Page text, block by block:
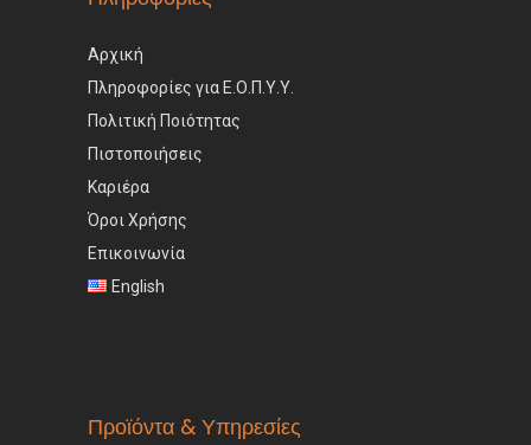
Αρχική
Πληροφορίες για Ε.Ο.Π.Υ.Υ.
Πολιτική Ποιότητας
Πιστοποιήσεις
Καριέρα
Όροι Χρήσης
Επικοινωνία
English
Προϊόντα & Υπηρεσίες